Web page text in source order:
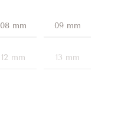
08 mm 09 mm
12 mm 13 mm